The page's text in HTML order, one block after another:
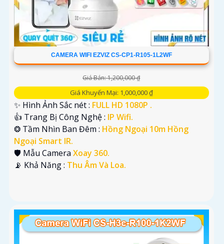
CAMERA WIFI EZVIZ CS-CP1-R105-1L2WF
Giá Bán: 1,200,000 ₫
Giá Khuyến Mại: 1,000,000 ₫
✨ Hình Ảnh Sắc nét : FULL HD 1080P .
👍 Trang Bị Công Nghệ : IP Wifi.
❂ Tầm Nhìn Ban Đêm : Hồng Ngoại 10m Hồng
Ngoại Smart IR.
🛡 Mẫu Camera Xoay 360.
️📡 Khả Năng : Thu Âm Và Loa.